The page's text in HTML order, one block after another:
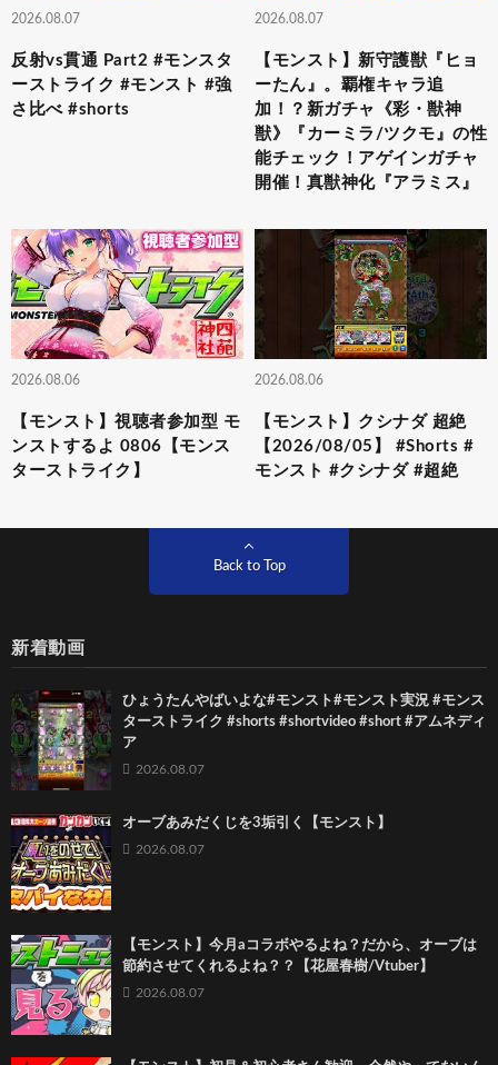
2026.08.07
反射vs貫通 Part2 #モンスタ
ーストライク #モンスト #強
さ比べ #shorts
2026.08.07
【モンスト】新守護獣『ヒョ
ーたん』。覇権キャラ追
加！？新ガチャ《彩・獣神
獣》『カーミラ/ツクモ』の性
能チェック！アゲインガチャ
開催！真獣神化『アラミス』
2026.08.06
【モンスト】視聴者参加型 モ
ンストするよ 0806【モンス
ターストライク】
2026.08.06
【モンスト】クシナダ 超絶
【2026/08/05】 #Shorts #
モンスト #クシナダ #超絶
Back to Top
新着動画
ひょうたんやばいよな#モンスト#モンスト実況 #モンス
ターストライク #shorts #shortvideo #short #アムネディ
ア
2026.08.07
オーブあみだくじを3垢引く【モンスト】
2026.08.07
【モンスト】今月aコラボやるよね？だから、オーブは
節約させてくれるよね？？【花屋春樹/Vtuber】
2026.08.07